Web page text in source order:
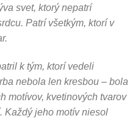
svet, ktorý nepatrí
Patrí všetkým, ktorí v
k tým, ktorí vedeli
nebola len kresbou – bola
motívov, kvetinových tvarov
Každý jeho motív niesol